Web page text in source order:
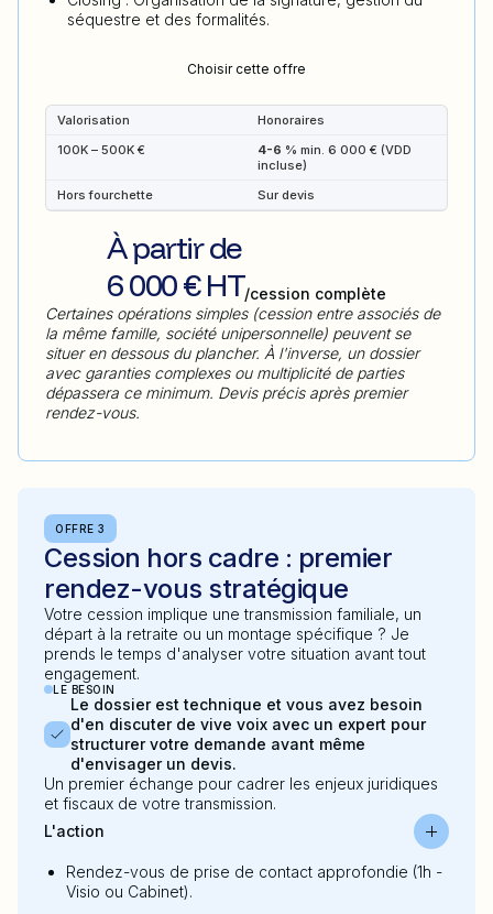
séquestre et des formalités.
Choisir cette offre
Valorisation
Honoraires
100K – 500K €
4-6 % min. 6 000 € (VDD
incluse)
Hors fourchette
Sur devis
À partir de
6 000 € HT/cession complète
Certaines opérations simples (cession entre associés de
la même famille, société unipersonnelle) peuvent se
situer en dessous du plancher. À l'inverse, un dossier
avec garanties complexes ou multiplicité de parties
dépassera ce minimum. Devis précis après premier
rendez-vous.
OFFRE 3
Cession hors cadre : premier
rendez-vous stratégique
Votre cession implique une transmission familiale, un
départ à la retraite ou un montage spécifique ? Je
prends le temps d'analyser votre situation avant tout
engagement.
LE BESOIN
Le dossier est technique et vous avez besoin
d'en discuter de vive voix avec un expert pour
structurer votre demande avant même
d'envisager un devis.
Un premier échange pour cadrer les enjeux juridiques
et fiscaux de votre transmission.
L'action
Rendez-vous de prise de contact approfondie (1h -
Visio ou Cabinet).